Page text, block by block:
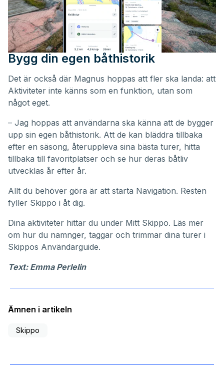
Bygg din egen båthistorik
Det är också där Magnus hoppas att fler ska landa: att
Aktiviteter inte känns som en funktion, utan som
något eget.
– Jag hoppas att användarna ska känna att de bygger
upp sin egen båthistorik. Att de kan bläddra tillbaka
efter en säsong, återuppleva sina bästa turer, hitta
tillbaka till favoritplatser och se hur deras båtliv
utvecklas år efter år.
Allt du behöver göra är att starta Navigation. Resten
fyller Skippo i åt dig.
Dina aktiviteter hittar du under Mitt Skippo. Läs mer
om hur du namnger, taggar och trimmar dina turer i
Skippos Användarguide.
Text: Emma Perlelin
Ämnen i artikeln
Skippo